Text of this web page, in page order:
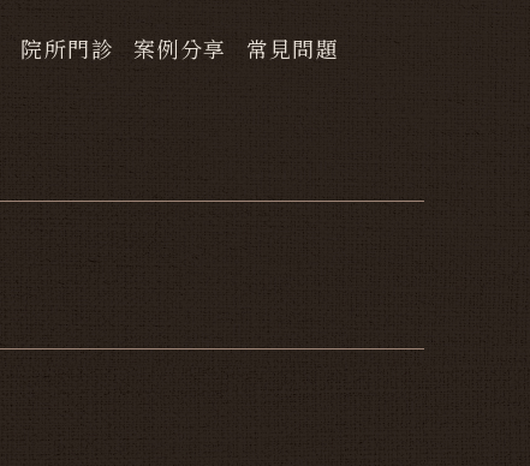
院所門診 案例分享
常見問題